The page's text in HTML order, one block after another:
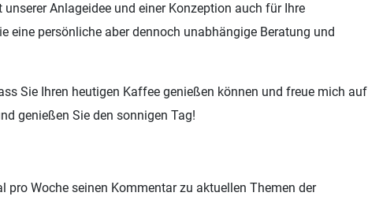
Anlageidee und einer Konzeption auch für Ihre
eine persönliche aber dennoch unabhängige Beratung und
Sie Ihren heutigen Kaffee genießen können und freue mich auf
genießen Sie den sonnigen Tag!
pro Woche seinen Kommentar zu aktuellen Themen der